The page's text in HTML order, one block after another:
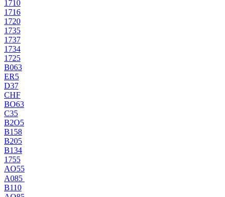
1710
1716
1720
1735
1737
1734
1725
B063
ER5
D37
CHF
BO63
C35
B2O5
B158
B205
B134
1755
AO55
A085
B110